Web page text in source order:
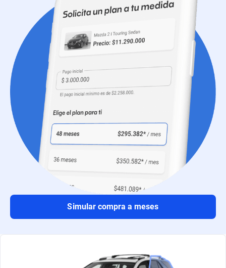
Simular compra a meses